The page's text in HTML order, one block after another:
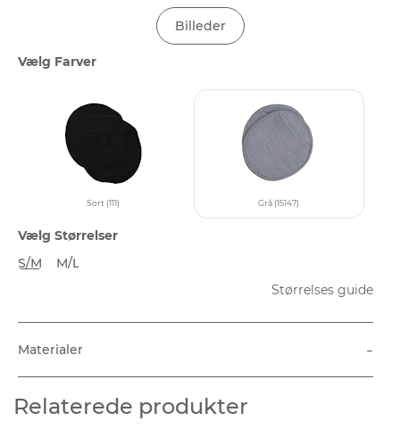
Billeder
Vælg Farver
Sort (111) Grå (15147)
Vælg Størrelser
S/M
M/L
Størrelses guide
Materialer -
Relaterede produkter